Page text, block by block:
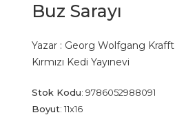
Buz Sarayı
Yazar : Georg Wolfgang Krafft
Kırmızı Kedi Yayınevi
Stok Kodu: 9786052988091
Boyut: 11x16